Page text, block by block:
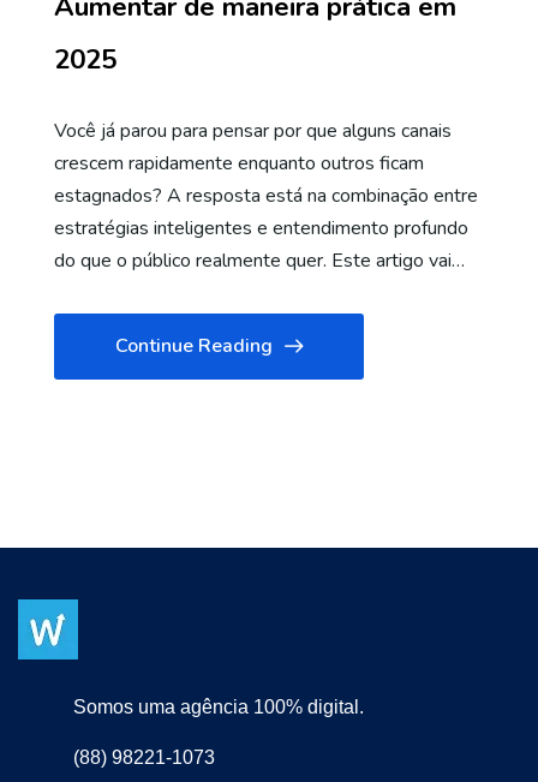
2025
Você já parou para pensar por que alguns canais
crescem rapidamente enquanto outros ficam
estagnados? A resposta está na combinação entre
estratégias inteligentes e entendimento profundo
do que o público realmente quer. Este artigo vai…
Continue Reading
Somos uma agência 100% digital.
(88) 98221-1073